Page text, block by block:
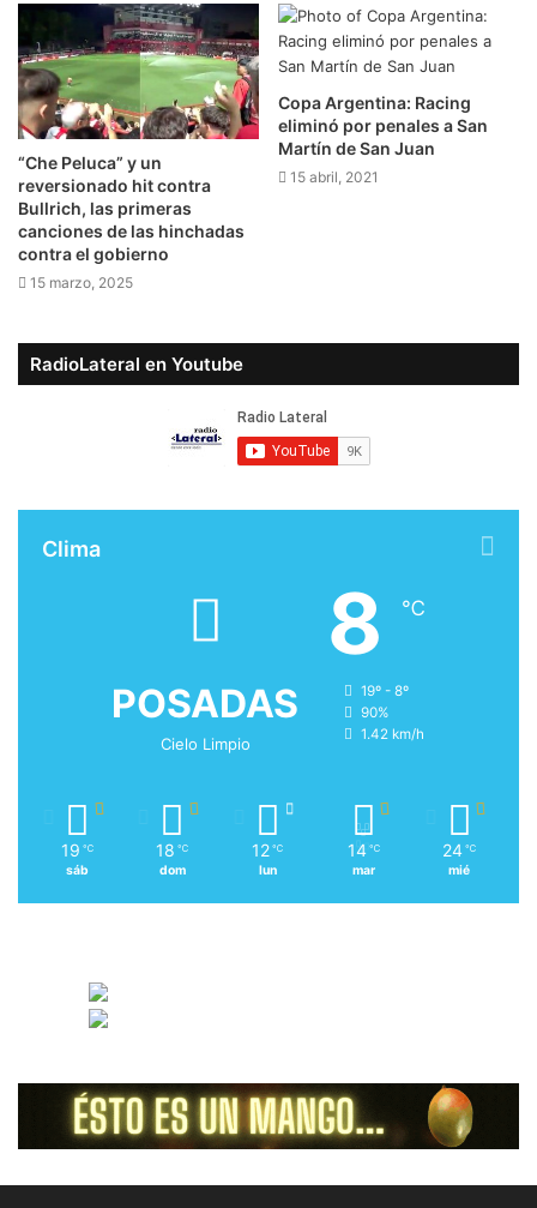
“Che Peluca” y un
reversionado hit contra
Bullrich, las primeras
canciones de las hinchadas
contra el gobierno
15 marzo, 2025
Copa Argentina: Racing
eliminó por penales a San
Martín de San Juan
15 abril, 2021
RadioLateral en Youtube
Clima
POSADAS
Cielo Limpio
8 ℃
19º - 8º
90%
1.42 km/h
19 ℃
sáb
18 ℃
dom
12 ℃
lun
14 ℃
mar
24 ℃
mié